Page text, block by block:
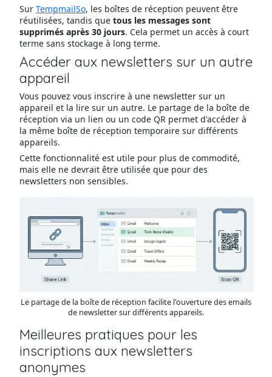
Sur TempmailSo, les boîtes de réception peuvent être
réutilisées, tandis que tous les messages sont
supprimés après 30 jours. Cela permet un accès à court
terme sans stockage à long terme.
Accéder aux newsletters sur un autre
appareil
Vous pouvez vous inscrire à une newsletter sur un
appareil et la lire sur un autre. Le partage de la boîte de
réception via un lien ou un code QR permet d'accéder à
la même boîte de réception temporaire sur différents
appareils.
Cette fonctionnalité est utile pour plus de commodité,
mais elle ne devrait être utilisée que pour des
newsletters non sensibles.
Le partage de la boîte de réception facilite l'ouverture des emails
de newsletter sur différents appareils.
Meilleures pratiques pour les
inscriptions aux newsletters
anonymes